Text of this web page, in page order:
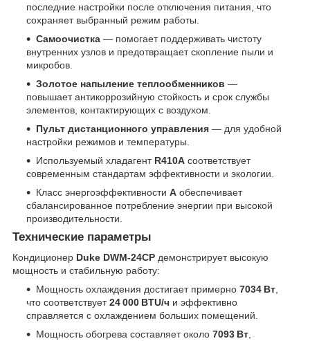
последние настройки после отключения питания, что
сохраняет выбранный режим работы.
Самоочистка — помогает поддерживать чистоту
внутренних узлов и предотвращает скопление пыли и
микробов.
Золотое напыление теплообменников —
повышает антикоррозийную стойкость и срок службы
элементов, контактирующих с воздухом.
Пульт дистанционного управления — для удобной
настройки режимов и температуры.
Используемый хладагент R410A соответствует
современным стандартам эффективности и экологии.
Класс энергоэффективности A обеспечивает
сбалансированное потребление энергии при высокой
производительности.
Технические параметры
Кондиционер Duke DWM‑24CP демонстрирует высокую
мощность и стабильную работу:
Мощность охлаждения достигает примерно 7034 Вт,
что соответствует24 000 BTU/ч и эффективно
справляется с охлаждением больших помещений.
Мощность обогрева составляет около 7093 Вт,